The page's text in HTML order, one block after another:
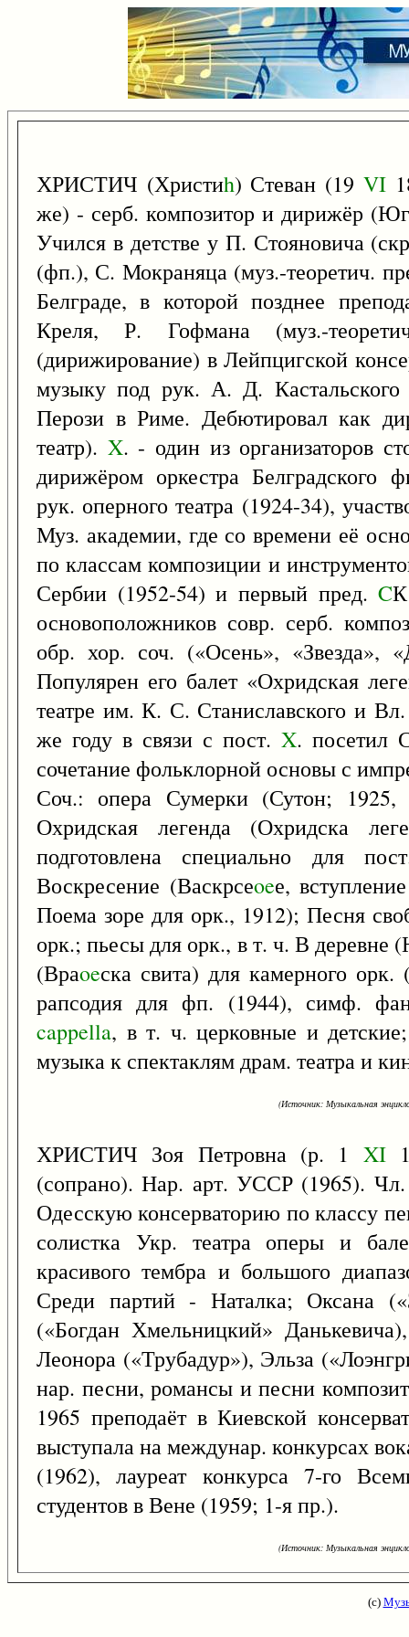
ХРИСТИЧ (Христиh) Стеван (19 VI
же) - серб. композитор и дирижёр
Учился в детстве у П. Стояновича
(фп.), С. Мокраняца (муз.-теоретич.
Белграде, в которой позднее
Креля, Р. Гофмана (муз.-
(дирижирование) в Лейпцигской
музыку под рук. А. Д.
Перози в Риме. Дебютировал как
театр). X. - один из организаторов
дирижёром оркестра Белградского
рук. оперного театра (1924-34),
Муз. академии, где со времени её
по классам композиции и
Сербии (1952-54) и первый пред.C
основоположников совр. серб.
обр. хор. соч. («Осень», «Звезда»,
Популярен его балет «Охридская
театре им. К. С. Станиславского и
же году в связи с пост. X. посетил
сочетание фольклорной основы с
Соч.: опера Сумерки (Сутон; 1925,
Охридская легенда (Охридска
подготовлена специально для
Воскресение (Васкрсеoeе,
Поема зоре для орк., 1912); Песня
орк.; пьесы для орк., в т. ч. В деревне
(Враoeска свита) для камерного
рапсодия для фп. (1944), симф.
cappella, в т. ч. церковные и
музыка к спектаклям драм. театра и
(Источник: Музыкальная
ХРИСТИЧ Зоя Петровна (р. 1 XI
(сопрано). Нар. арт. УССР (1965).
Одесскую консерваторию по классу
солистка Укр. театра оперы и
красивого тембра и большого
Среди партий - Наталка; Оксана
(«Богдан Хмельницкий»
Леонора («Трубадур»), Эльза
нар. песни, романсы и песни
1965 преподаёт в Киевской
выступала на междунар. конкурсах
(1962), лауреат конкурса 7-го
студентов в Вене (1959; 1-я пр.).
(Источник: Музыкальная
(с)